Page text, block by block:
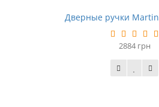
Дверные ручки
2884 грн